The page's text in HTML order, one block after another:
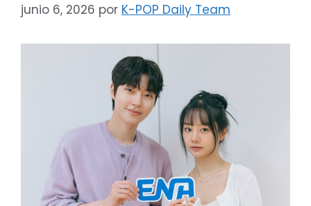
junio 6, 2026 por K-POP Daily Team